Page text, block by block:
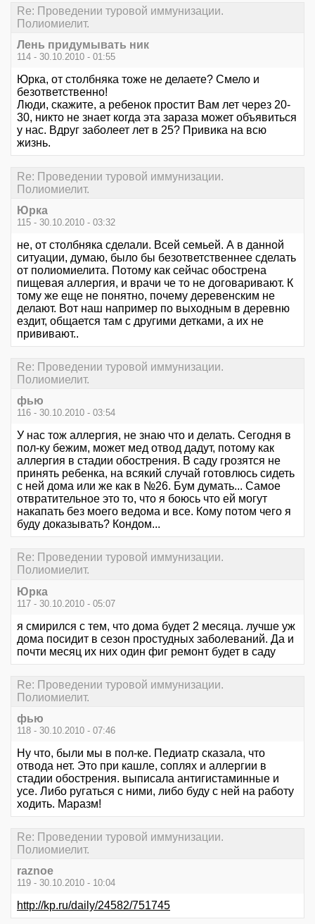
Re: Проведении туровой иммунизации.
Полиомиелит.
Лень придумывать ник
114 - 30.10.2010 - 01:55
Юрка, от столбняка тоже не делаете? Смело и
безответственно!
Люди, скажите, а ребенок простит Вам лет через 20-
30, никто не знает когда эта зараза может объявиться
у нас. Вдруг заболеет лет в 25? Привика на всю
жизнь.
Re: Проведении туровой иммунизации.
Полиомиелит.
Юрка
115 - 30.10.2010 - 03:32
не, от столбняка сделали. Всей семьей. А в данной
ситуации, думаю, было бы безответственнее сделать
от полиомиелита. Потому как сейчас обострена
пищевая аллергия, и врачи че то не договаривают. К
тому же еще не понятно, почему деревенским не
делают. Вот наш например по выходным в деревню
ездит, общается там с другими детками, а их не
прививают..
Re: Проведении туровой иммунизации.
Полиомиелит.
фью
116 - 30.10.2010 - 03:54
У нас тож аллергия, не знаю что и делать. Сегодня в
пол-ку бежим, может мед отвод дадут, потому как
аллергия в стадии обострения. В саду грозятся не
принять ребенка, на всякий случай готовлюсь сидеть
с ней дома или же как в №26. Бум думать... Самое
отвратительное это то, что я боюсь что ей могут
накапать без моего ведома и все. Кому потом чего я
буду доказывать? Кондом...
Re: Проведении туровой иммунизации.
Полиомиелит.
Юрка
117 - 30.10.2010 - 05:07
я смирился с тем, что дома будет 2 месяца. лучше уж
дома посидит в сезон простудных заболеваний. Да и
почти месяц их них один фиг ремонт будет в саду
Re: Проведении туровой иммунизации.
Полиомиелит.
фью
118 - 30.10.2010 - 07:46
Ну что, были мы в пол-ке. Педиатр сказала, что
отвода нет. Это при кашле, соплях и аллергии в
стадии обострения. выписала антигистаминные и
усе. Либо ругаться с ними, либо буду с ней на работу
ходить. Маразм!
Re: Проведении туровой иммунизации.
Полиомиелит.
raznoe
119 - 30.10.2010 - 10:04
http://kp.ru/daily/24582/751745